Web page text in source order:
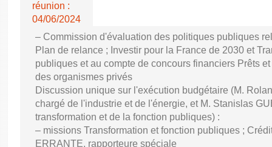
réunion :
04/06/2024
– Commission d'évaluation des politiques publiques
Plan de relance ; Investir pour la France de 2030 et
publiques et au compte de concours financiers Prêts
des organismes privés
Discussion unique sur l'exécution budgétaire (M.
chargé de l'industrie et de l'énergie, et M. Stanislas
transformation et de la fonction publiques) :
– missions Transformation et fonction publiques ;
ERRANTE, rapporteure spéciale